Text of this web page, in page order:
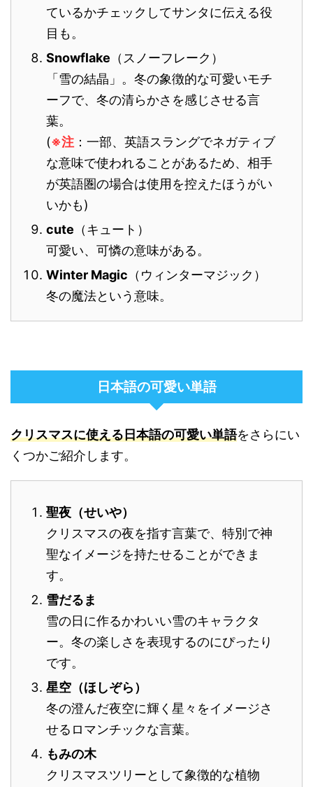
ているかチェックしてサンタに伝える役
目も。
Snowflake （スノーフレーク）
「雪の結晶」。冬の象徴的な可愛いモチ
ーフで、冬の清らかさを感じさせる言
葉。
(※注 ：一部、英語スラングでネガティブ
な意味で使われることがあるため、相手
が英語圏の場合は使用を控えたほうがい
いかも)
cute （キュート）
可愛い、可憐の意味がある。
Winter Magic （ウィンターマジック）
冬の魔法という意味。
日本語の可愛い単語
クリスマスに使える日本語の可愛い単語をさらにい
くつかご紹介します。
聖夜（せいや）
クリスマスの夜を指す言葉で、特別で神
聖なイメージを持たせることができま
す。
雪だるま
雪の日に作るかわいい雪のキャラクタ
ー。冬の楽しさを表現するのにぴったり
です。
星空（ほしぞら）
冬の澄んだ夜空に輝く星々をイメージさ
せるロマンチックな言葉。
もみの木
クリスマスツリーとして象徴的な植物